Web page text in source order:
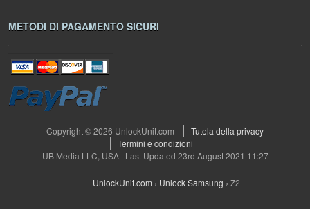
METODI DI PAGAMENTO SICURI
Copyright © 2026 UnlockUnit.com
Tutela della privacy
Termini e condizioni
UB Media LLC, USA | Last Updated 23rd August 2021 11:27
UnlockUnit.com › Unlock Samsung › Z2